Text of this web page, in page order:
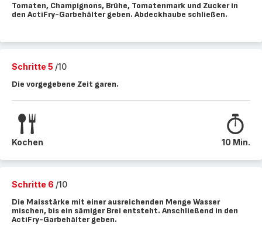
Tomaten, Champignons, Brühe, Tomatenmark und Zucker in
den ActiFry-Garbehälter geben. Abdeckhaube schließen.
Schritte 5 /10
Die vorgegebene Zeit garen.
Kochen 10 Min.
Schritte 6 /10
Die Maisstärke mit einer ausreichenden Menge Wasser
mischen, bis ein sämiger Brei entsteht. Anschließend in den
ActiFry-Garbehälter geben.